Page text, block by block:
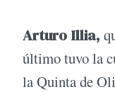
Arturo Illia,
último tuvo la
la Quinta de